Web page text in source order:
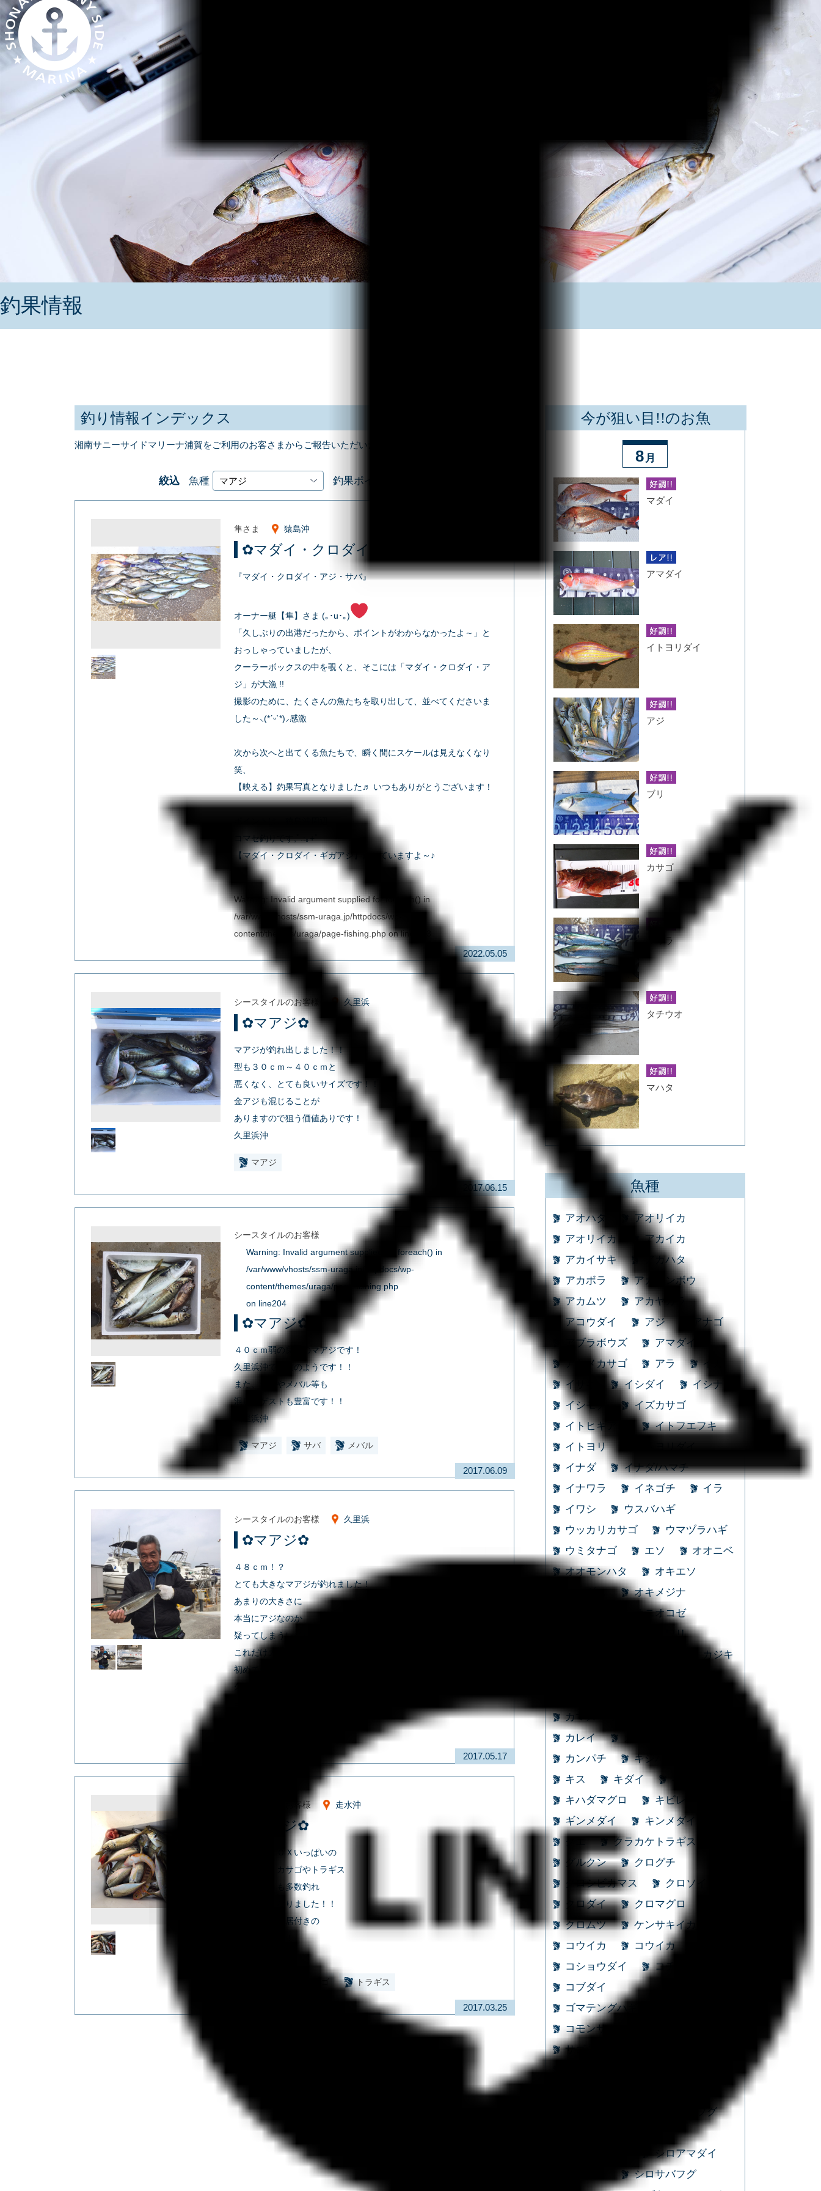
釣果情報
釣り情報インデックス
湘南サニーサイドマリーナ浦賀をご利用のお客さまからご報告いただいた釣果情報をお届けします！
絞込 魚種 釣果ポイント
隼さま 猿島沖
✿マダイ・クロダイ・アジ・サバ✿
『マダイ・クロダイ・アジ・サバ』
オーナー艇【隼】さま (｡･u･｡)
「久しぶりの出港だったから、ポイントがわからなかったよ～」と
おっしゃっていましたが、
クーラーボックスの中を覗くと、そこには「マダイ・クロダイ・ア
ジ」が大漁 !!
撮影のために、たくさんの魚たちを取り出して、並べてくださいま
した～⸜(*ˊᵕˋ*)⸝‬感激
次から次へと出てくる魚たちで、瞬く間にスケールは見えなくなり
笑、
【映える】釣果写真となりました♬ いつもありがとうございます！
コマセ釣りです,ﾟ.:｡+ﾟ
【マダイ・クロダイ・ギガアジ】釣れていますよ～♪
Warning
: Invalid argument supplied for foreach() in
/var/www/vhosts/ssm-uraga.jp/httpdocs/wp-
content/themes/uraga/page-fishing.phpon line
2022.05.05
シースタイルのお客様 久里浜
✿マアジ✿
マアジが釣れ出しました！！
型も３０ｃｍ～４０ｃｍと
悪くなく、とても良いサイズです！！
金アジも混じることが
ありますので狙う価値ありです！
久里浜沖
マアジ
2017.06.15
シースタイルのお客様
Warning: Invalid argument supplied for foreach() in
/var/www/vhosts/ssm-uraga.jp/httpdocs/wp-
content/themes/uraga/page-fishing.php
on line204
✿マアジ✿
４０ｃｍ弱の良型のマアジです！
久里浜沖で好釣のようです！！
また、サバやメバル等も
混じりゲストも豊富です！！
久里浜沖
マアジ サバ メバル
2017.06.09
シースタイルのお客様 久里浜
✿マアジ✿
４８ｃｍ！？
とても大きなマアジが釣れました！
あまりの大きさに
本当にアジなのか
疑ってしまうレベルでした！
これだけ大きいのは
初めてみました！
久里浜沖
2017.05.17
シースタイルお客様 走水沖
✿マアジ✿
クーラーＢＯＸいっぱいの
マアジ！！カサゴやトラギス
などゲストも多数釣れ
良い釣果となりました！！
しかもアジは居付きの
トラギス
2017.03.25
今が狙い目!!のお魚
8 月
マダイ
アマダイ
イトヨリダイ
アジ
ブリ
カサゴ
サワラ
タチウオ
マハタ
魚種
アオハタ
アオリイカ
アオリイカ
アカイカ
アカイサキ
アカハタ
アカボラ
アカマンボウ
アカムツ
アカヤガラ
アコウダイ
アジ
アナゴ
アブラボウズ
アマダイ
アヤメカサゴ
アラ
イカ
イサキ
イシダイ
イシナギ
イシモチ
イズカサゴ
イトヒキアジ
イトフエフキ
イトヨリ
イナダ
イナダ/ハマチ
イナワラ
イネゴチ
イラ
イワシ
ウスバハギ
ウッカリカサゴ
ウマヅラハギ
ウミタナゴ
エソ
オオニベ
オオモンハタ
オキエソ
オキメジナ
オニオコゼ
カイワリ
カジキ
カマス
カレイ
カンパチ
キジハタ
キス
キダイ
キハダマグロ
キビレ
ギンメダイ
キンメダイ
クラカケトラギス
グルクン
クログチ
クロシビカマス
クロソイ
クロダイ
クロマグロ
クロムツ
ケンサキイカ
コウイカ
コウイカ
コショウダイ
コチ
コブダイ
ゴマテングハギモドキ
コモンサカタザメ
サゴシ
ショウサイフグ
シロアマダイ
シロサバフグ